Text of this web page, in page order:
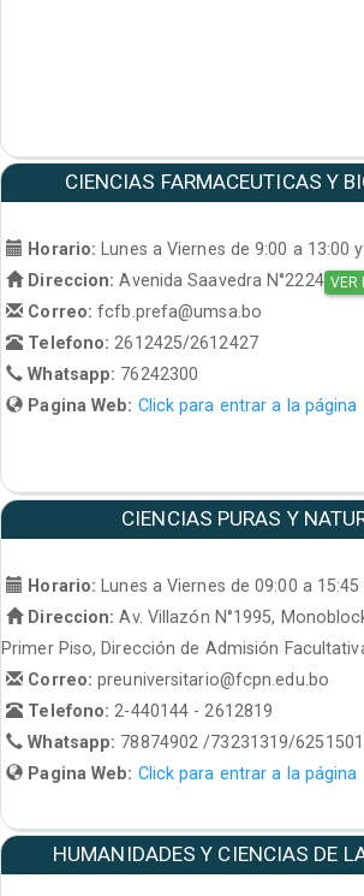
CIENCIAS FARMACEUTICAS Y
Horario: Lunes a Viernes de 9:00 a 13:00
Direccion: Avenida Saavedra N°2224 VER
Correo:fcfb.prefa@umsa.bo
Telefono:2612425/2612427
Whatsapp: 76242300
Pagina Web: Click para entrar a la página
CIENCIAS PURAS Y
Horario:
Lunes a Viernes de 09:00 a 15:45
Direccion: Av. Villazón N°1995,
Primer Piso, Dirección de Admisión
Correo:preuniversitario@fcpn.edu.bo
Telefono: 2-440144 - 2612819
Whatsapp: 78874902 /73231319/
Pagina Web: Click para entrar a la página
HUMANIDADES Y CIENCIAS DE